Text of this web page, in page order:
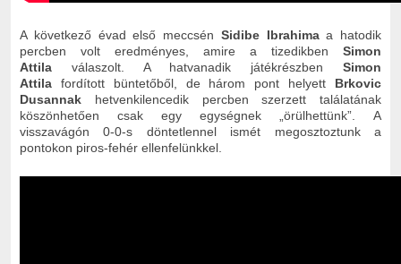
A következő évad első meccsén Sidibe Ibrahimaa hatodik
percben volt eredményes, amire a tizedikben Simon
Attila válaszolt. A hatvanadik játékrészben Simon
Attila fordított büntetőből, de három pont helyett Brkovic
Dusannak
hetvenkilencedik percben szerzett találatának
köszönhetően csak egy egységnek „örülhettünk”.
A
visszavágón 0-0-s döntetlennel ismét megosztoztunk a
pontokon piros-fehér ellenfelünkkel.